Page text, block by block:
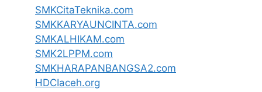
SMKCitaTeknika.com
SMKKARYAUNCINTA.com
SMKALHIKAM.com
SMK2LPPM.com
SMKHARAPANBANGSA2.com
HDCIaceh.org